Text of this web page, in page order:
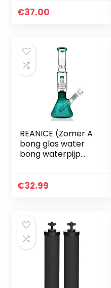
Uitneembaar
€37.00
REANICE (Zomer A
bong glas water
bong waterpijp
hoogte 29,5 cm
€32.99